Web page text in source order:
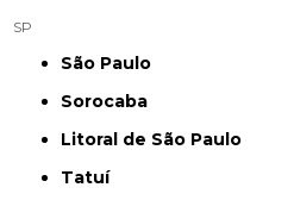
SP
São Paulo
Sorocaba
Litoral de São Paulo
Tatuí